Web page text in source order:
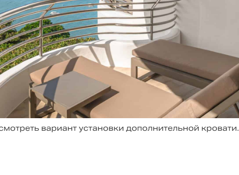
вариант установки дополнительной кровати.